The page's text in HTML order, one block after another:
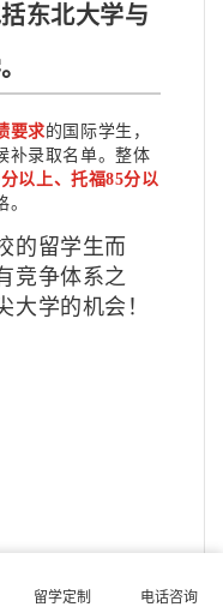
东北大学与
要求的国际学生，
补录取名单。整体
以上、托福85分以
的留学生而
竞争体系之
大学的机会！
留学定制 电话咨询